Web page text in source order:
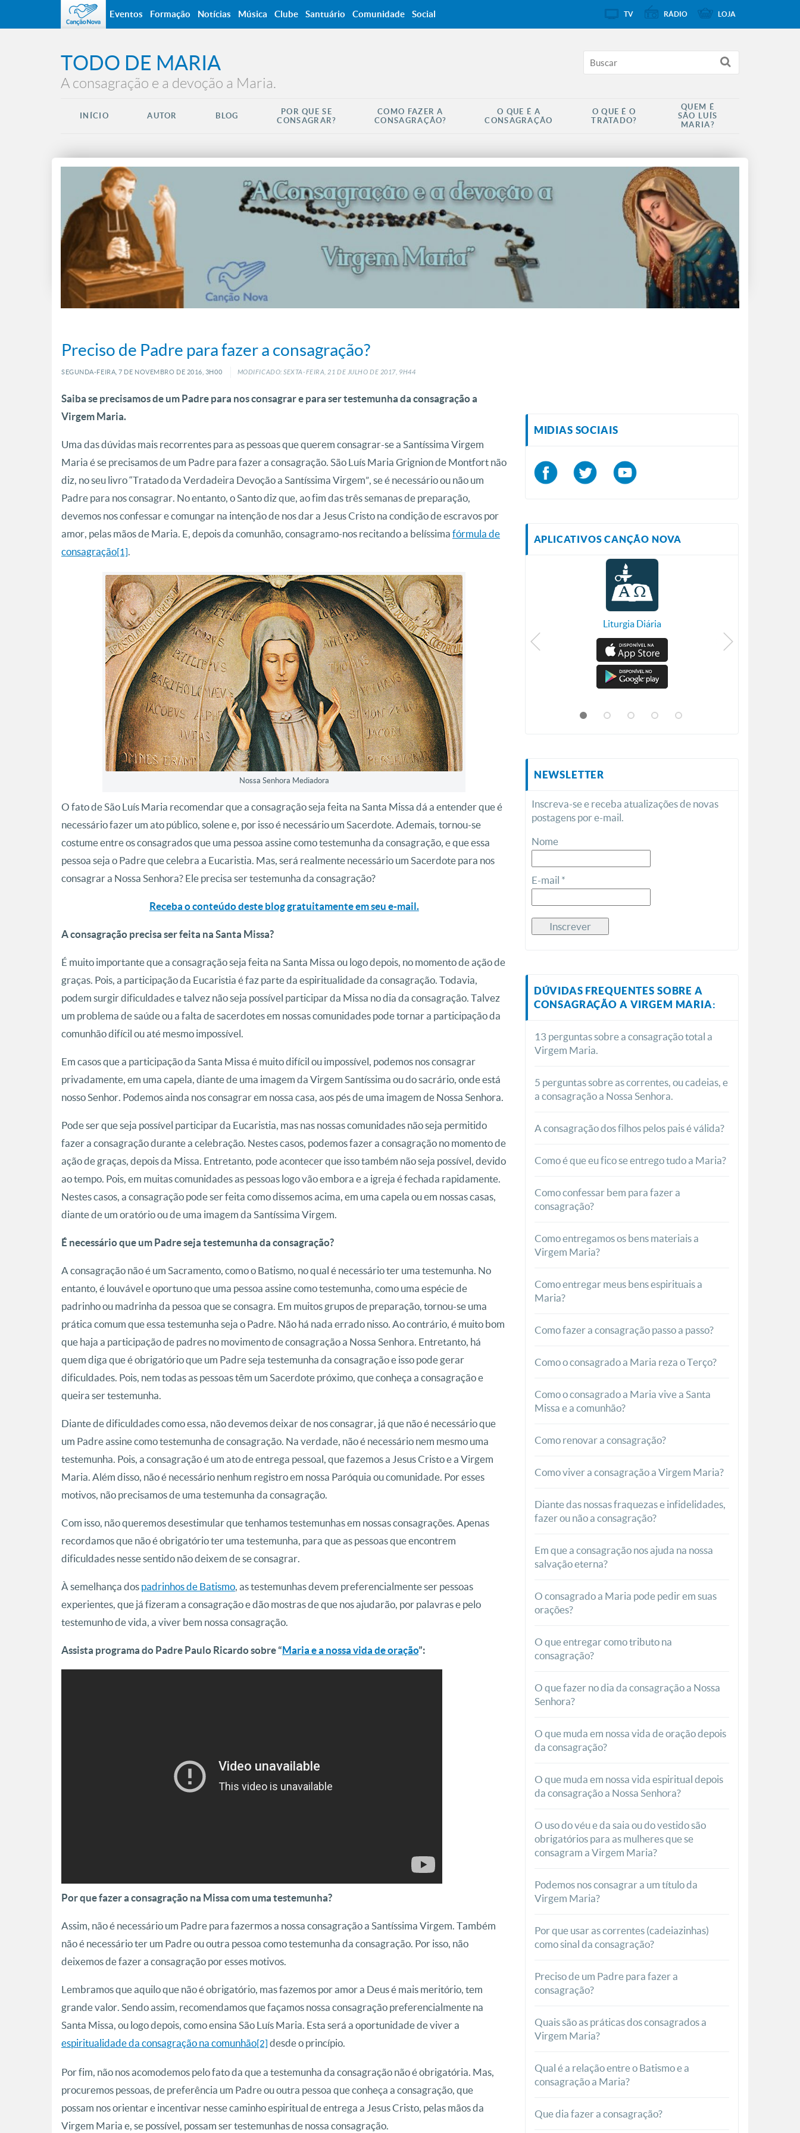
TODO DE MARIA
A consagração e a devoção a Maria.
INÍCIO AUTOR BLOG
POR QUE SE
CONSAGRAR?
COMO FAZER A
CONSAGRAÇÃO?
O QUE É A
CONSAGRAÇÃO
O QUE É O
TRATADO?
QUEM É
SÃO LUÍS
MARIA?
Preciso de Padre para fazer a consagração?
SEGUNDA-FEIRA, 7 DE NOVEMBRO DE 2016, 3H00 MODIFICADO: SEXTA-FEIRA, 21 DE JULHO DE 2017, 9H44
Saiba se precisamos de um Padre para nos consagrar e para ser testemunha da consagração a
Virgem Maria.
Uma das dúvidas mais recorrentes para as pessoas que querem consagrar-se a Santíssima Virgem
Maria é se precisamos de um Padre para fazer a consagração. São Luís Maria Grignion de Montfort não
diz, no seu livro “Tratado da Verdadeira Devoção a Santíssima Virgem”, se é necessário ou não um
Padre para nos consagrar. No entanto, o Santo diz que, ao fim das três semanas de preparação,
devemos nos confessar e comungar na intenção de nos dar a Jesus Cristo na condição de escravos por
amor, pelas mãos de Maria. E, depois da comunhão, consagramo-nos recitando a belíssimafórmula de
consagração[1].
Nossa Senhora Mediadora
O fato de São Luís Maria recomendar que a consagração seja feita na Santa Missa dá a entender que é
necessário fazer um ato público, solene e, por isso é necessário um Sacerdote. Ademais, tornou-se
costume entre os consagrados que uma pessoa assine como testemunha da consagração, e que essa
pessoa seja o Padre que celebra a Eucaristia. Mas, será realmente necessário um Sacerdote para nos
consagrar a Nossa Senhora? Ele precisa ser testemunha da consagração?
Receba o conteúdo deste blog gratuitamente em seu e-mail.
A consagração precisa ser feita na Santa Missa?
É muito importante que a consagração seja feita na Santa Missa ou logo depois, no momento de ação de
graças. Pois, a participação da Eucaristia é faz parte da espiritualidade da consagração. Todavia,
podem surgir dificuldades e talvez não seja possível participar da Missa no dia da consagração. Talvez
um problema de saúde ou a falta de sacerdotes em nossas comunidades pode tornar a participação da
comunhão difícil ou até mesmo impossível.
Em casos que a participação da Santa Missa é muito difícil ou impossível, podemos nos consagrar
privadamente, em uma capela, diante de uma imagem da Virgem Santíssima ou do sacrário, onde está
nosso Senhor. Podemos ainda nos consagrar em nossa casa, aos pés de uma imagem de Nossa Senhora.
Pode ser que seja possível participar da Eucaristia, mas nas nossas comunidades não seja permitido
fazer a consagração durante a celebração. Nestes casos, podemos fazer a consagração no momento de
ação de graças, depois da Missa. Entretanto, pode acontecer que isso também não seja possível, devido
ao tempo. Pois, em muitas comunidades as pessoas logo vão embora e a igreja é fechada rapidamente.
Nestes casos, a consagração pode ser feita como dissemos acima, em uma capela ou em nossas casas,
diante de um oratório ou de uma imagem da Santíssima Virgem.
É necessário que um Padre seja testemunha da consagração?
A consagração não é um Sacramento, como o Batismo, no qual é necessário ter uma testemunha. No
entanto, é louvável e oportuno que uma pessoa assine como testemunha, como uma espécie de
padrinho ou madrinha da pessoa que se consagra. Em muitos grupos de preparação, tornou-se uma
prática comum que essa testemunha seja o Padre. Não há nada errado nisso. Ao contrário, é muito bom
que haja a participação de padres no movimento de consagração a Nossa Senhora. Entretanto, há
quem diga que é obrigatório que um Padre seja testemunha da consagração e isso pode gerar
dificuldades. Pois, nem todas as pessoas têm um Sacerdote próximo, que conheça a consagração e
queira ser testemunha.
Diante de dificuldades como essa, não devemos deixar de nos consagrar, já que não é necessário que
um Padre assine como testemunha de consagração. Na verdade, não é necessário nem mesmo uma
testemunha. Pois, a consagração é um ato de entrega pessoal, que fazemos a Jesus Cristo e a Virgem
Maria. Além disso, não é necessário nenhum registro em nossa Paróquia ou comunidade. Por esses
motivos, não precisamos de uma testemunha da consagração.
Com isso, não queremos desestimular que tenhamos testemunhas em nossas consagrações. Apenas
recordamos que não é obrigatório ter uma testemunha, para que as pessoas que encontrem
dificuldades nesse sentido não deixem de se consagrar.
À semelhança dospadrinhos de Batismo, as testemunhas devem preferencialmente ser pessoas
experientes, que já fizeram a consagração e dão mostras de que nos ajudarão, por palavras e pelo
testemunho de vida, a viver bem nossa consagração.
Assista programa do Padre Paulo Ricardo sobre “Maria e a nossa vida de oração”:
Por que fazer a consagração na Missa com uma testemunha?
Assim, não é necessário um Padre para fazermos a nossa consagração a Santíssima Virgem. Também
não é necessário ter um Padre ou outra pessoa como testemunha da consagração. Por isso, não
deixemos de fazer a consagração por esses motivos.
Lembramos que aquilo que não é obrigatório, mas fazemos por amor a Deus é mais meritório, tem
grande valor. Sendo assim, recomendamos que façamos nossa consagração preferencialmente na
Santa Missa, ou logo depois, como ensina São Luís Maria. Esta será a oportunidade de viver a
espiritualidade da consagração na comunhão[2] desde o princípio.
Por fim, não nos acomodemos pelo fato da que a testemunha da consagração não é obrigatória. Mas,
procuremos pessoas, de preferência um Padre ou outra pessoa que conheça a consagração, que
possam nos orientar e incentivar nesse caminho espiritual de entrega a Jesus Cristo, pelas mãos da
Virgem Maria e, se possível, possam ser testemunhas de nossa consagração.
MIDIAS SOCIAIS
APLICATIVOS CANÇÃO NOVA
CN Plus Liturgia Diária
NEWSLETTER
Inscreva-se e receba atualizações de novas
postagens por e-mail.
Nome
E-mail *
DÚVIDAS FREQUENTES SOBRE A
CONSAGRAÇÃO A VIRGEM MARIA:
13 perguntas sobre a consagração total a
Virgem Maria.
5 perguntas sobre as correntes, ou cadeias, e
a consagração a Nossa Senhora.
A consagração dos filhos pelos pais é válida?
Como é que eu fico se entrego tudo a Maria?
Como confessar bem para fazer a
consagração?
Como entregamos os bens materiais a
Virgem Maria?
Como entregar meus bens espirituais a
Maria?
Como fazer a consagração passo a passo?
Como o consagrado a Maria reza o Terço?
Como o consagrado a Maria vive a Santa
Missa e a comunhão?
Como renovar a consagração?
Como viver a consagração a Virgem Maria?
Diante das nossas fraquezas e infidelidades,
fazer ou não a consagração?
Em que a consagração nos ajuda na nossa
salvação eterna?
O consagrado a Maria pode pedir em suas
orações?
O que entregar como tributo na
consagração?
O que fazer no dia da consagração a Nossa
Senhora?
O que muda em nossa vida de oração depois
da consagração?
O que muda em nossa vida espiritual depois
da consagração a Nossa Senhora?
O uso do véu e da saia ou do vestido são
obrigatórios para as mulheres que se
consagram a Virgem Maria?
Podemos nos consagrar a um título da
Virgem Maria?
Por que usar as correntes (cadeiazinhas)
como sinal da consagração?
Preciso de um Padre para fazer a
consagração?
Quais são as práticas dos consagrados a
Virgem Maria?
Qual é a relação entre o Batismo e a
consagração a Maria?
Que dia fazer a consagração?
Eventos Formação Notícias Música Clube Santuário Comunidade Social TV RÁDIO LOJA